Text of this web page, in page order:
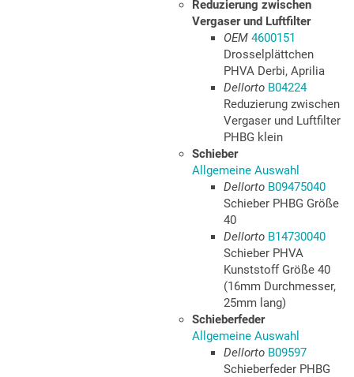
Reduzierung zwischen
Vergaser und Luftfilter
OEM 4600151
Drosselplättchen
PHVA Derbi, Aprilia
Dellorto B04224
Reduzierung zwischen
Vergaser und Luftfilter
PHBG klein
Schieber
Allgemeine Auswahl
Dellorto B09475040
Schieber PHBG Größe
40
Dellorto B14730040
Schieber PHVA
Kunststoff Größe 40
(16mm Durchmesser,
25mm lang)
Schieberfeder
Allgemeine Auswahl
Dellorto B09597
Schieberfeder PHBG